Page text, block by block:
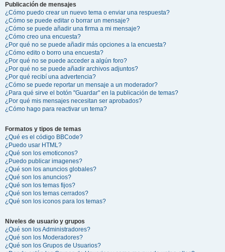
Publicación de mensajes
¿Cómo puedo crear un nuevo tema o enviar una respuesta?
¿Cómo se puede editar o borrar un mensaje?
¿Cómo se puede añadir una firma a mi mensaje?
¿Cómo creo una encuesta?
¿Por qué no se puede añadir más opciones a la encuesta?
¿Cómo edito o borro una encuesta?
¿Por qué no se puede acceder a algún foro?
¿Por qué no se puede añadir archivos adjuntos?
¿Por qué recibí una advertencia?
¿Cómo se puede reportar un mensaje a un moderador?
¿Para qué sirve el botón "Guardar" en la publicación de temas?
¿Por qué mis mensajes necesitan ser aprobados?
¿Cómo hago para reactivar un tema?
Formatos y tipos de temas
¿Qué es el código BBCode?
¿Puedo usar HTML?
¿Qué son los emoticonos?
¿Puedo publicar imagenes?
¿Qué son los anuncios globales?
¿Qué son los anuncios?
¿Qué son los temas fijos?
¿Qué son los temas cerrados?
¿Qué son los iconos para los temas?
Niveles de usuario y grupos
¿Qué son los Administradores?
¿Qué son los Moderadores?
¿Qué son los Grupos de Usuarios?